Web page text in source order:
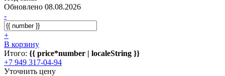
Обновлено 08.08.2026
-
+
В корзину
Итого: {{ price*number | localeString }}
+7 949 317-04-94
Уточнить цену